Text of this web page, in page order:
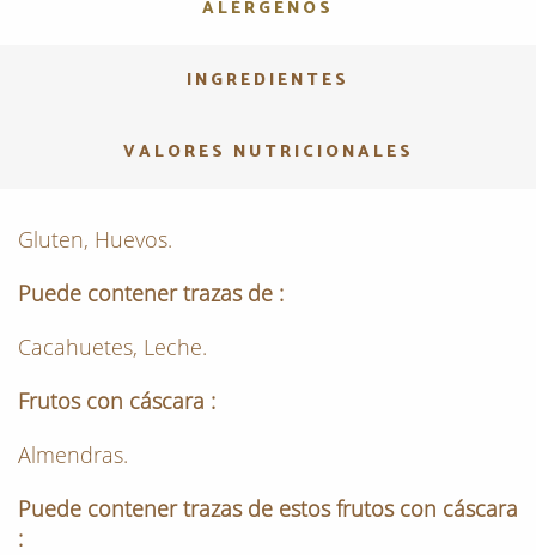
ALÉRGENOS
INGREDIENTES
VALORES NUTRICIONALES
Gluten, Huevos.
Puede contener trazas de :
Cacahuetes, Leche.
Frutos con cáscara :
Almendras.
Puede contener trazas de estos frutos con cáscara
: